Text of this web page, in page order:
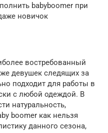
babyboomer при
новичок
востребованный
девушек следящих за
подходит для работы в
с любой одеждой. В
натуральность,
boomer как нельзя
данного сезона,